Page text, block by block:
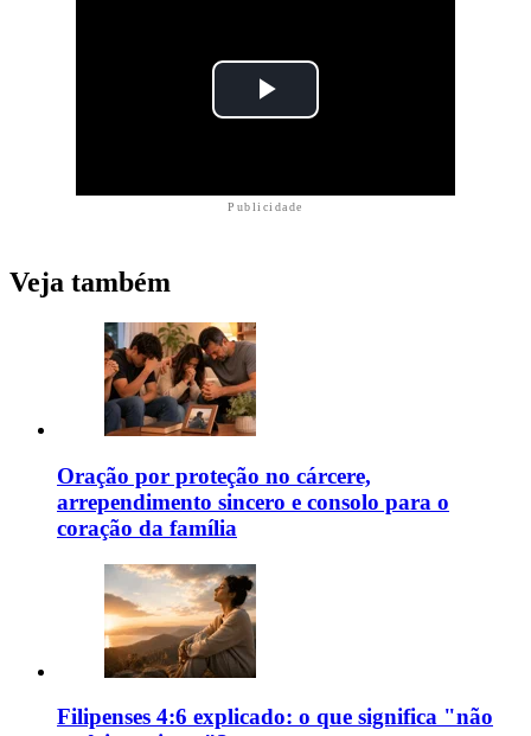
Publicidade
Veja também
Oração por proteção no cárcere,
arrependimento sincero e consolo para o
coração da família
Filipenses 4:6 explicado: o que significa "não